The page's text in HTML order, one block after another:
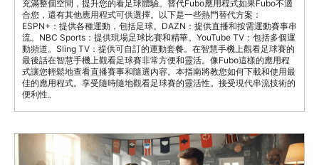
充滿整個空間，提升您的看足球體驗。替代Fubo應用程式如果Fubo不適
合您，還有其他應用程式可供選擇。以下是一些熱門替代方案：
ESPN+：提供各種運動，包括足球。DAZN：提供直播和按需運動賽事串
流。NBC Sports：提供現場足球比賽和精華。YouTube TV：包括多個運
動頻道。Sling TV：提供可自訂的運動套餐。在智慧手機上觀看足球賽的
最後話在智慧手機上觀看足球賽非常方便和靈活。像Fubo這樣的應用程
式讓您輕鬆地查看直播賽事和隨選內容。本指南將教您如何下載和使用最
佳的應用程式。享受隨時隨地觀看足球賽的靈活性。接受現代串流技術的
便利性。